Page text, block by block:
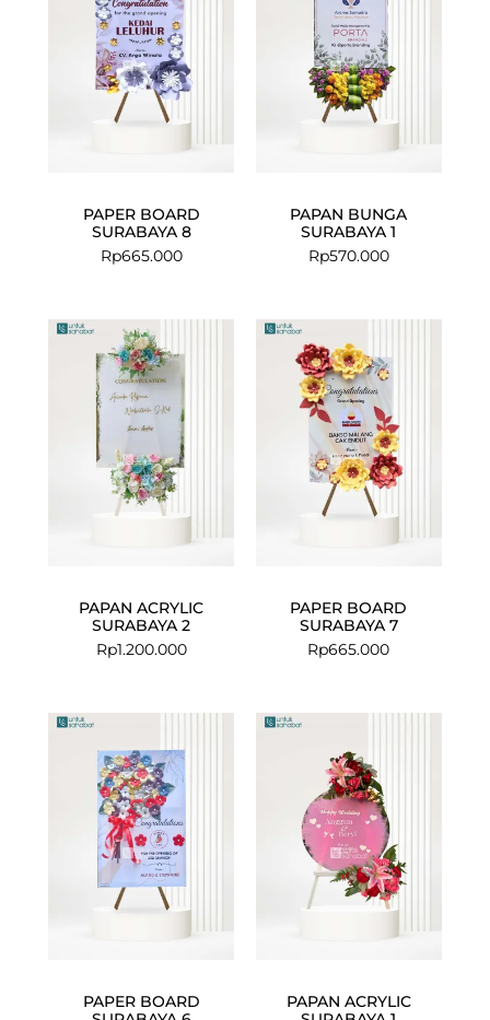
PAPER BOARD
SURABAYA 8
Rp665.000
PAPAN BUNGA
SURABAYA 1
Rp570.000
PAPAN ACRYLIC
SURABAYA 2
Rp1.200.000
PAPER BOARD
SURABAYA 7
Rp665.000
PAPER BOARD
PAPAN ACRYLIC